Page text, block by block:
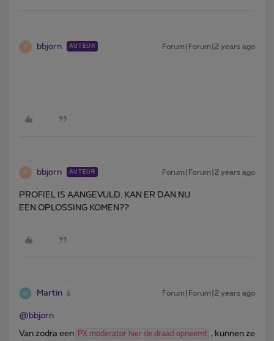
B bbjorn AUTEUR Forum|Forum|2 years ago
B bbjorn AUTEUR Forum|Forum|2 years ago
PROFIEL IS AANGEVULD. KAN ER DAN.NU
EEN.OPLOSSING KOMEN??
Martin Forum|Forum|2 years ago
@bbjorn
Van zodra een PX moderator hier de draad opneemt , kunnen ze